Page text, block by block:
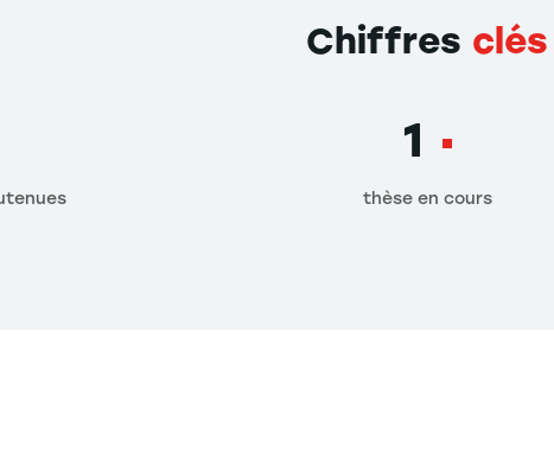
Chiffres clés
1
thèse en cours